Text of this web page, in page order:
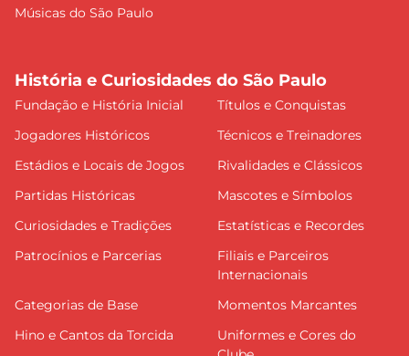
Músicas do São Paulo
História e Curiosidades do São Paulo
Fundação e História Inicial
Títulos e Conquistas
Jogadores Históricos
Técnicos e Treinadores
Estádios e Locais de Jogos
Rivalidades e Clássicos
Partidas Históricas
Mascotes e Símbolos
Curiosidades e Tradições
Estatísticas e Recordes
Patrocínios e Parcerias
Filiais e Parceiros
Internacionais
Categorias de Base
Momentos Marcantes
Hino e Cantos da Torcida
Uniformes e Cores do